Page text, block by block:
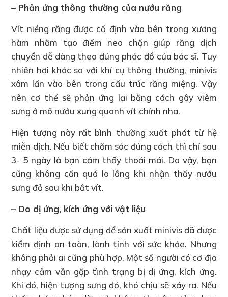
– Phản ứng thông thường của nướu răng
Vít niềng răng được cố định vào bên trong xương
hàm nhằm tạo điểm neo chặn giúp răng dịch
chuyển dễ dàng theo đúng phác đồ của bác sĩ. Tuy
nhiên hơi khác so với khí cụ thông thường, minivis
xâm lấn vào bên trong cấu trúc răng miệng. Vậy
nên cơ thể sẽ phản ứng lại bằng cách gây viêm
sưng ở mô nướu xung quanh vít chỉnh nha.
Hiện tượng này rất bình thường xuất phát từ hệ
miễn dịch. Nếu biết chăm sóc đúng cách thì chỉ sau
3- 5 ngày là bạn cảm thấy thoải mái. Do vậy, bạn
cũng không cần quá lo lắng khi nhận thấy nướu
sưng đỏ sau khi bắt vít.
– Do dị ứng, kích ứng với vật liệu
Chất liệu được sử dụng để sản xuất minivis đã được
kiểm định an toàn, lành tính với sức khỏe. Nhưng
không phải ai cũng phù hợp. Một số người có cơ địa
nhạy cảm vẫn gặp tình trạng bị dị ứng, kích ứng.
Khi đó, hiện tượng sưng đỏ, khó chịu sẽ xảy ra. Nếu